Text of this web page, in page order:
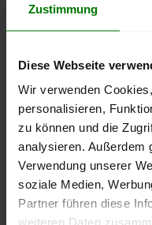
Zustimmung
Diese Webseite
Wir verwenden
personalisieren,
zu können und die
analysieren. Außerdem
Verwendung unserer
soziale Medien,
Partner führen diese
weiteren Daten
2025
250 €
Die aktuelle